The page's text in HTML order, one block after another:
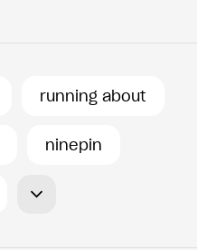
running about
ninepin